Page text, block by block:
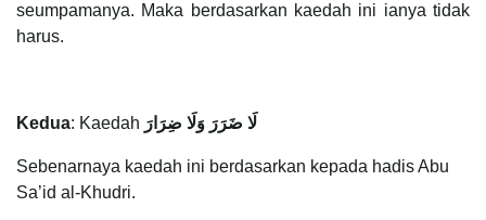
seumpamanya. Maka berdasarkan kaedah ini ianya tidak
harus.
Kedua: Kaedah لَا ضَرَرَ وَلَا ضِرَار
Sebenarnaya kaedah ini berdasarkan kepada hadis Abu
Sa’id al-Khudri.